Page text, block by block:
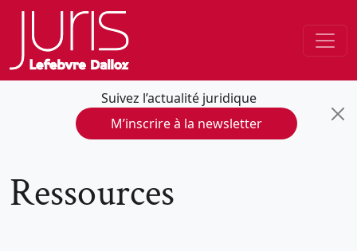
Suivez l’actualité juridique
M’inscrire à la newsletter
Ressources